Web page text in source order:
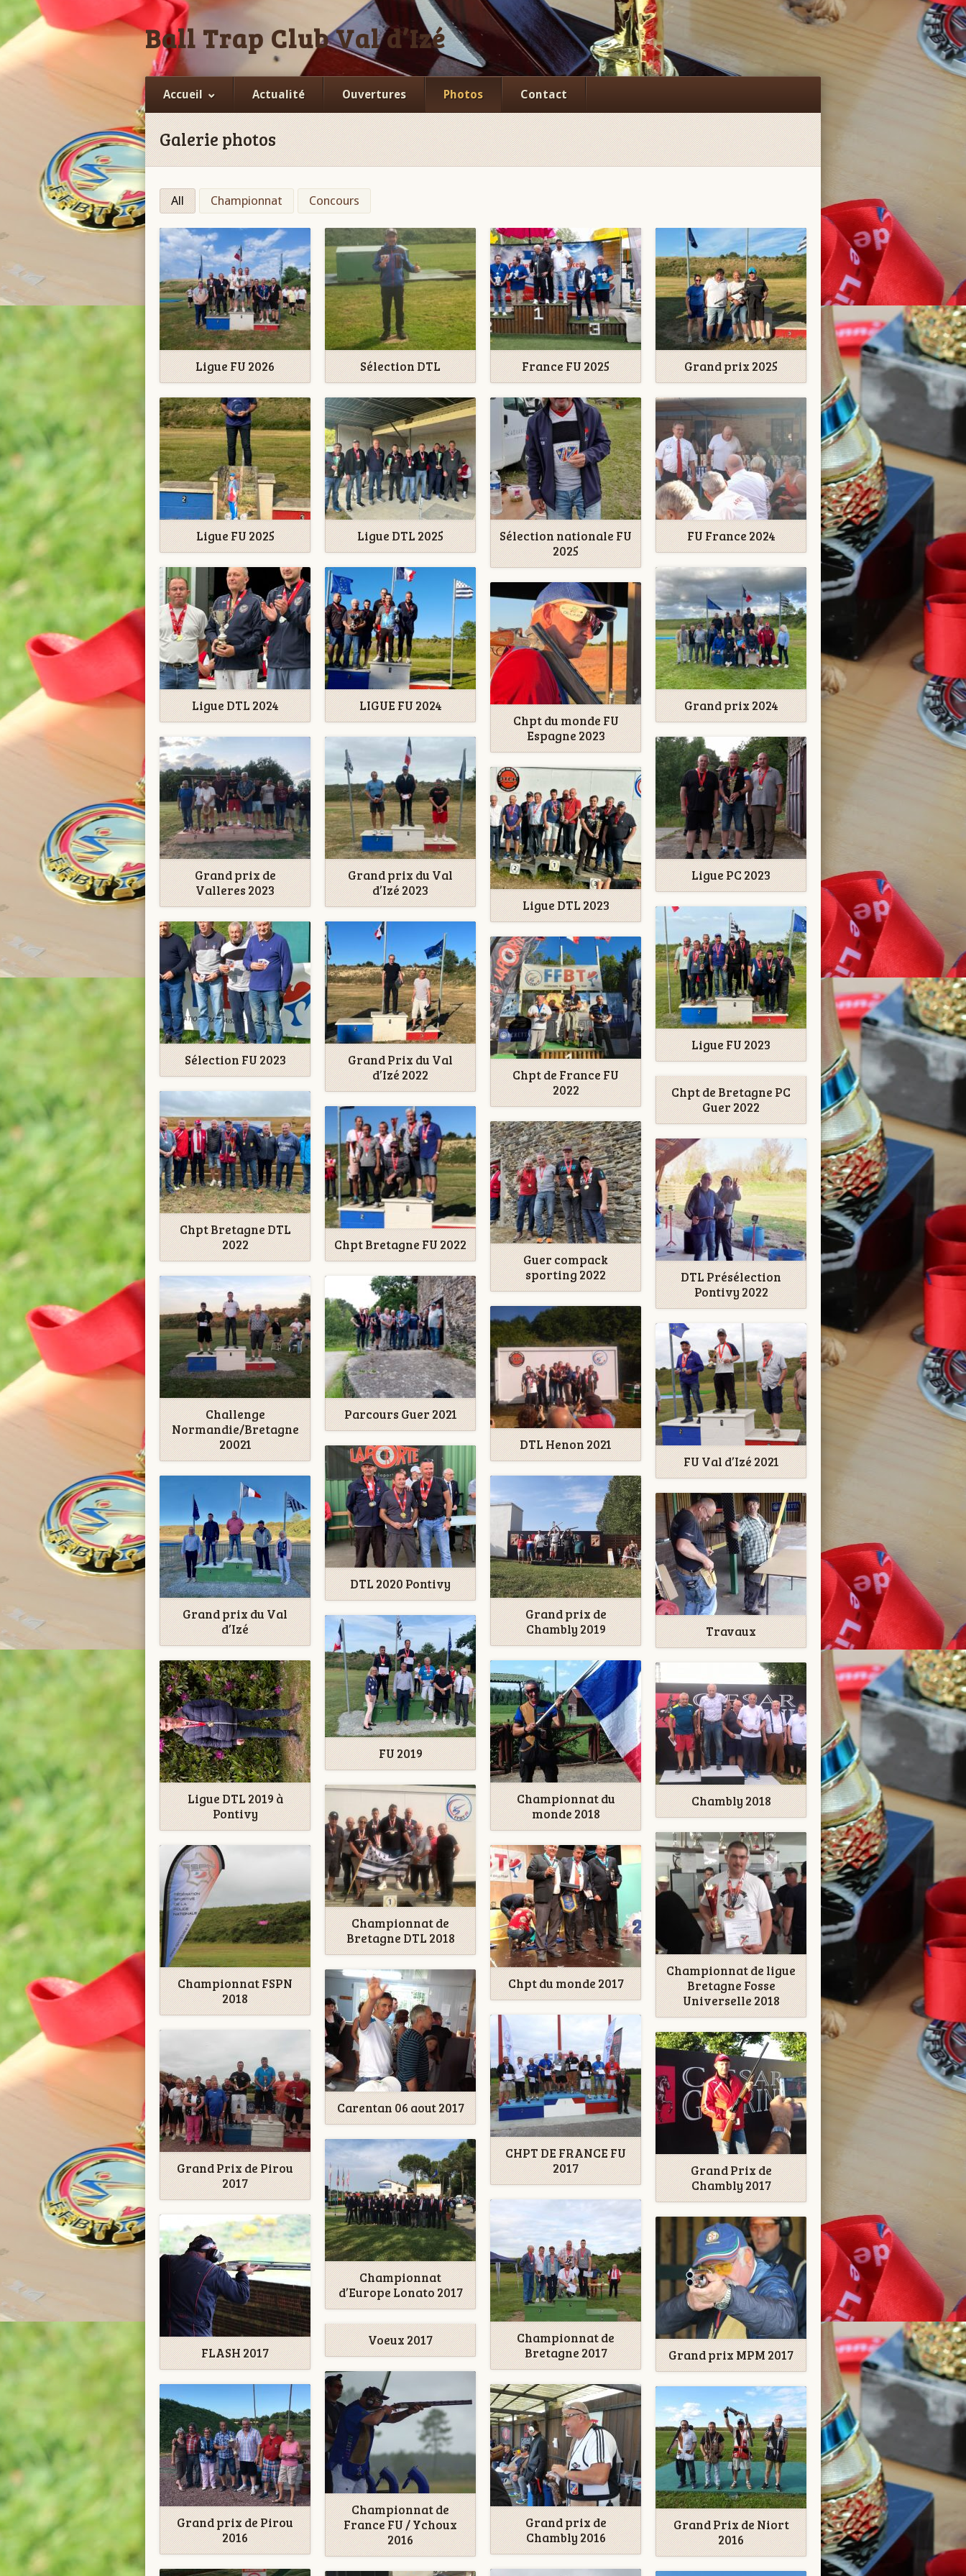
Ball Trap Club Val d’Izé
Facebook
Accueil Actualité Ouvertures Photos Contact
Galerie photos
All Championnat Concours
Ligue FU 2026 Sélection DTL France FU 2025 Grand prix 2025
Ligue FU 2025 Ligue DTL 2025
Sélection nationale FU
2025
FU France 2024
Ligue DTL 2024 LIGUE FU 2024
Grand prix 2024
Chpt du monde FU
Espagne 2023
Grand prix de
Valleres 2023
Grand prix du Val
d’Izé 2023
Ligue PC 2023
Ligue DTL 2023
Ligue FU 2023
Sélection FU 2023
Grand Prix du Val
d’Izé 2022
Chpt de France FU
2022
Chpt de Bretagne PC
Guer 2022
Chpt Bretagne DTL
2022
Chpt Bretagne FU 2022
Guer compack
sporting 2022
DTL Présélection
Pontivy 2022
Challenge
Normandie/Bretagne
20021
Parcours Guer 2021
DTL Henon 2021
FU Val d’Izé 2021
DTL 2020 Pontivy
Grand prix du Val
d’Izé
Grand prix de
Chambly 2019
Travaux
FU 2019
Ligue DTL 2019 à
Pontivy
Championnat du
monde 2018
Chambly 2018
Championnat de
Bretagne DTL 2018
Championnat de ligue
Bretagne Fosse
Universelle 2018
Championnat FSPN
2018
Chpt du monde 2017
Carentan 06 aout 2017
CHPT DE FRANCE FU
2017
Grand Prix de Pirou
2017
Grand Prix de
Chambly 2017
Championnat
d’Europe Lonato 2017
Championnat de
Bretagne 2017
FLASH 2017 Grand prix MPM 2017
Voeux 2017
Championnat de
France FU / Ychoux
2016
Grand prix de Pirou
2016
Grand prix de
Chambly 2016
Grand Prix de Niort
2016